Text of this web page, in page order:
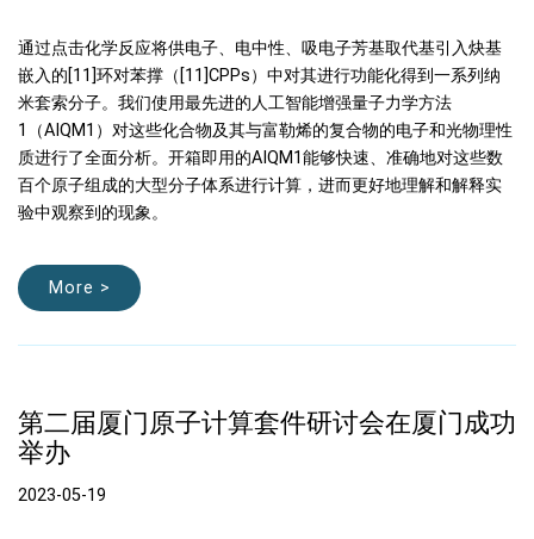
通过点击化学反应将供电子、电中性、吸电子芳基取代基引入炔基
嵌入的[11]环对苯撑（[11]CPPs）中对其进行功能化得到一系列纳
米套索分子。我们使用最先进的人工智能增强量子力学方法
1（AIQM1）对这些化合物及其与富勒烯的复合物的电子和光物理性
质进行了全面分析。开箱即用的AIQM1能够快速、准确地对这些数
百个原子组成的大型分子体系进行计算，进而更好地理解和解释实
验中观察到的现象。
More >
第二届厦门原子计算套件研讨会在厦门成功
举办
2023-05-19